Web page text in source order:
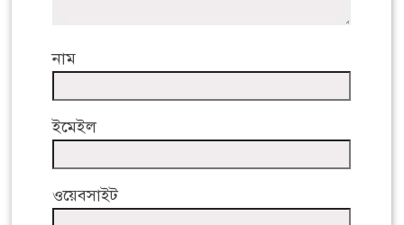
নাম
ইমেইল
ওয়েবসাইট